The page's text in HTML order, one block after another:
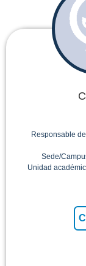
Responsable
Sede/
Unidad